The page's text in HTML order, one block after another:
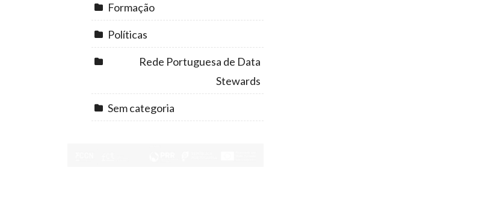
Formação
Políticas
Rede Portuguesa de Data
Stewards
Sem categoria